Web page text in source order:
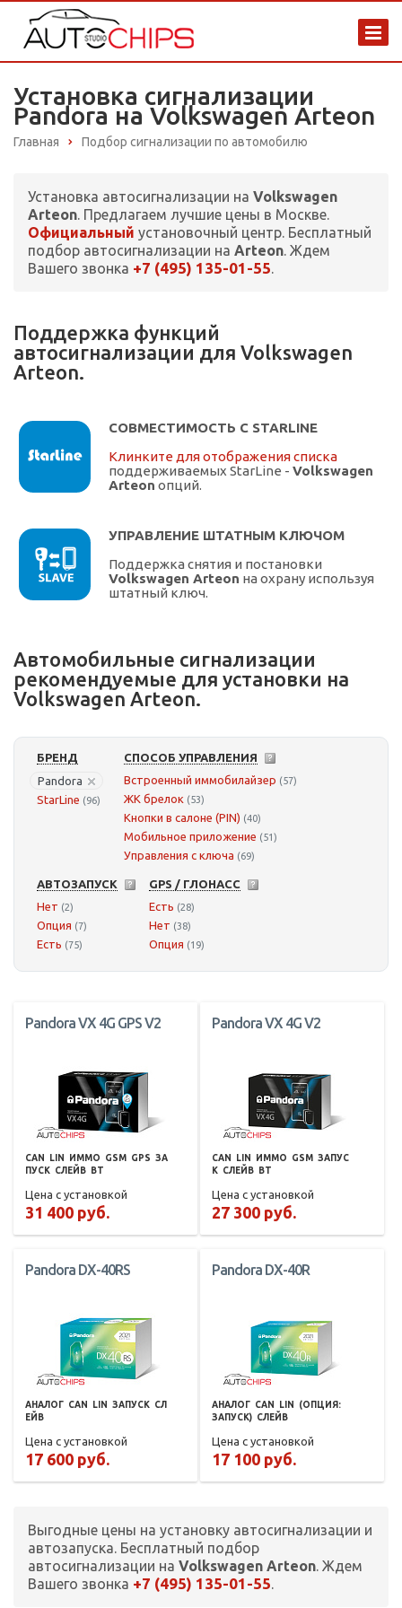
Установка сигнализации
Pandora на Volkswagen Arteon
Главная Подбор сигнализации по автомобилю
Установка автосигнализации на Volkswagen
Arteon. Предлагаем лучшие цены в Москве.
Официальный установочный центр. Бесплатный
подбор автосигнализации на Arteon. Ждем
Вашего звонка +7 (495) 135-01-55.
Поддержка функций
автосигнализации для Volkswagen
Arteon.
СОВМЕСТИМОСТЬ С STARLINE
Клинките для отображения списка
поддерживаемых StarLine - Volkswagen
Arteon опций.
УПРАВЛЕНИЕ ШТАТНЫМ КЛЮЧОМ
Поддержка снятия и постановки
Volkswagen Arteon на охрану используя
штатный ключ.
Автомобильные сигнализации
рекомендуемые для установки на
Volkswagen Arteon.
БРЕНД
Pandora
StarLine (96)
СПОСОБ УПРАВЛЕНИЯ
Встроенный иммобилайзер (57)
ЖК брелок (53)
Кнопки в салоне (PIN) (40)
Мобильное приложение (51)
Управления с ключа (69)
АВТОЗАПУСК
Нет (2)
Опция (7)
Есть (75)
GPS / ГЛОНАСС
Есть (28)
Нет (38)
Опция (19)
Pandora VX 4G GPS V2
CAN LIN ИММО GSM GPS ЗА
ПУСК СЛЕЙВ BT
Цена с установкой
31 400 руб.
Pandora VX 4G V2
CAN LIN ИММО GSM ЗАПУС
К СЛЕЙВ BT
Цена с установкой
27 300 руб.
Pandora DX-40RS
АНАЛОГ CAN LIN ЗАПУСК СЛ
ЕЙВ
Цена с установкой
17 600 руб.
Pandora DX-40R
АНАЛОГ CAN LIN
(ОПЦИЯ:
ЗАПУСК) СЛЕЙВ
Цена с установкой
17 100 руб.
Выгодные цены на установку автосигнализации и
автозапуска. Бесплатный подбор
автосигнализации на Volkswagen Arteon. Ждем
Вашего звонка +7 (495) 135-01-55.